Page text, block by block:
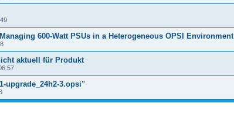
600-Watt PSUs in a Heterogeneous OPSI Environment
aktuell für Produkt
upgrade_24h2-3.opsi"